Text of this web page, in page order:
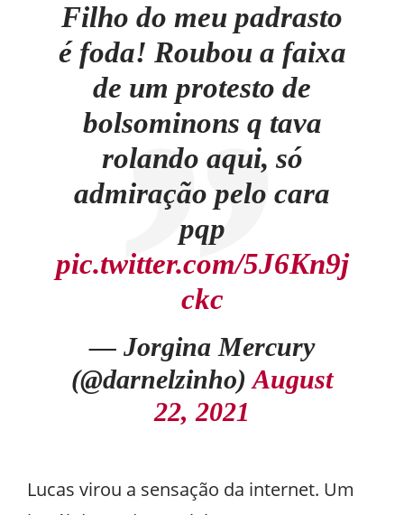
Filho do meu padrasto
é foda! Roubou a faixa
de um protesto de
bolsominons q tava
rolando aqui, só
admiração pelo cara
pqp
pic.twitter.com/5J6Kn9j
ckc
— Jorgina Mercury
(@darnelzinho)August
22, 2021
Lucas virou a sensação da internet. Um